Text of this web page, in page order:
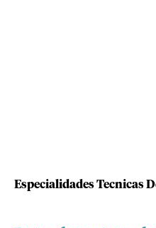
Especialidades Tecnicas